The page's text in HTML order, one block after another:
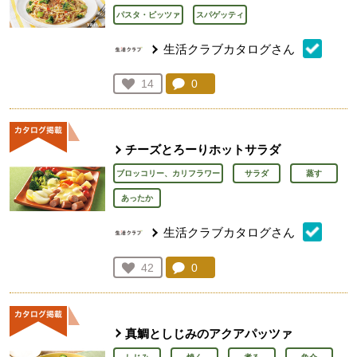
パスタ・ピッツァ スパゲッティ
生活クラブカタログさん
お気に入り登録：
14
人が登録
コメント：
0
チーズとろーりホットサラダ
ブロッコリー、カリフラワー サラダ 蒸す
あったか
生活クラブカタログさん
お気に入り登録：
42
人が登録
コメント：
0
真鯛としじみのアクアパッツァ